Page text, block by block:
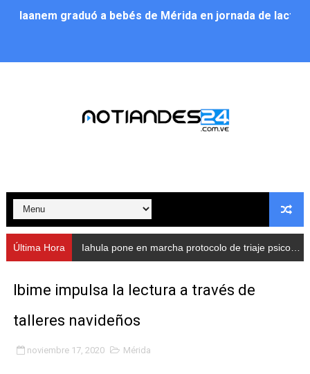
Iaanem graduó a bebés de Mérida en jornada de
Alcalde Nelson Álvarez llevó jornada recreativa a la
Nevado Gas optimiza servicio residencial en la
Balance semestral impulsa inclusión y atención a
Plan Vacacional Comunitario “Ríe 2026” recorre las
Alcaldía del Municipio Libertador realizó una jornada
Fundacite Mérida dicta taller gratuito de electrónica
INN-Mérida celebró el Lacto grado para promover el
Última Hora Iahula pone en marcha protocolo de triaje psicosocial para atender a rescatistas
Ibime impulsa la lectura a través de
talleres navideños
noviembre 17, 2020 Mérida